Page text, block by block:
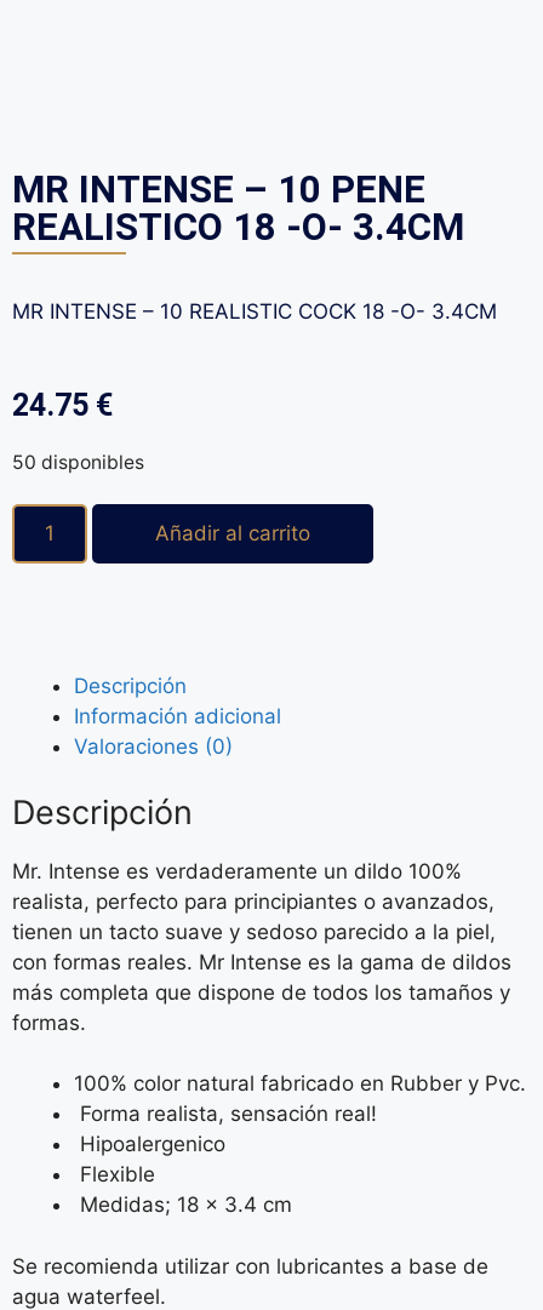
MR INTENSE – 10 PENE
REALISTICO 18 -O- 3.4CM
MR INTENSE – 10 REALISTIC COCK 18 -O- 3.4CM
24.75 €
50 disponibles
Añadir al carrito
Descripción
Información adicional
Valoraciones (0)
Descripción
Mr. Intense es verdaderamente un dildo 100%
realista, perfecto para principiantes o avanzados,
tienen un tacto suave y sedoso parecido a la piel,
con formas reales. Mr Intense es la gama de dildos
más completa que dispone de todos los tamaños y
formas.
100% color natural fabricado en Rubber y Pvc.
Forma realista, sensación real!
Hipoalergenico
Flexible
Medidas; 18 x 3.4 cm
Se recomienda utilizar con lubricantes a base de
agua waterfeel.